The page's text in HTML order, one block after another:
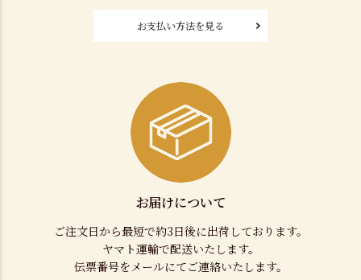
お支払い方法を見る
お届けについて
ご注文日から最短で約3日後に出荷しております。
ヤマト運輸で配送いたします。
伝票番号をメールにてご連絡いたします。